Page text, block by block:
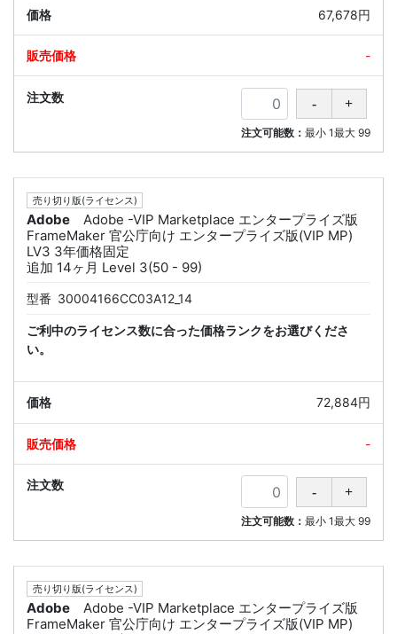
67,678円
-
注文可能数： 最小 1最大 99
売り切り版(ライセンス)
Adobe
Adobe -VIP Marketplace エンタープライズ版
FrameMaker 官公庁向け エンタープライズ版(VIP MP)
LV3 3年価格固定
追加 14ヶ月 Level 3(50 - 99)
型番 30004166CC03A12_14
ご利中のライセンス数に合った価格ランクをお選びくださ
い。
72,884円
-
注文可能数： 最小 1最大 99
売り切り版(ライセンス)
Adobe
Adobe -VIP Marketplace エンタープライズ版
FrameMaker 官公庁向け エンタープライズ版(VIP MP)